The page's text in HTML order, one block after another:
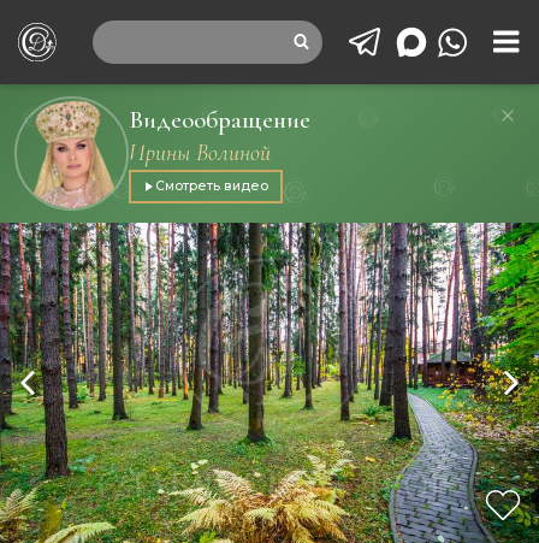
Видеообращение
Ирины Волиной
Смотреть видео